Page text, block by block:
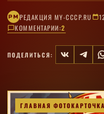
РM РЕДАКЦИЯ MY-CCCP.RU
КОММЕНТАРИИ:2
ПОДЕЛИТЬСЯ:
ГЛАВНАЯ ФОТОКАРТОЧКА